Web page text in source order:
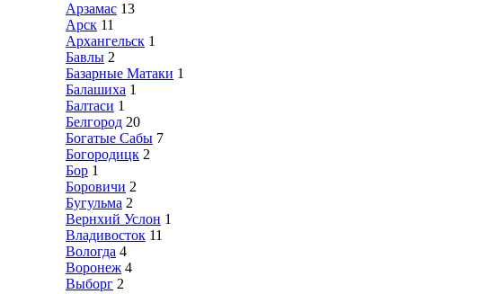
Арзамас 13
Арск 11
Архангельск 1
Бавлы 2
Базарные Матаки 1
Балашиха 1
Балтаси 1
Белгород 20
Богатые Сабы 7
Богородицк 2
Бор 1
Боровичи 2
Бугульма 2
Вернхий Услон 1
Владивосток 11
Вологда 4
Воронеж 4
Выборг 2